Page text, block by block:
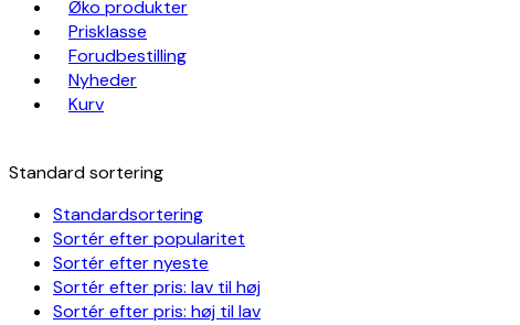
Øko produkter
Prisklasse
Forudbestilling
Nyheder
Kurv
Standard sortering
Standardsortering
Sortér efter popularitet
Sortér efter nyeste
Sortér efter pris: lav til høj
Sortér efter pris: høj til lav